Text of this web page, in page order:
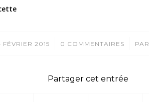
FÉVRIER 2015
/ 0 COMMENTAIRES
/ PAR
Partager cet entrée